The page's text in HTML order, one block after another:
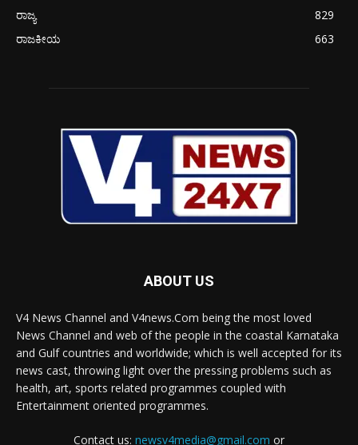
ರಾಜ್ಯ
829
ರಾಜಕೀಯ
663
ABOUT US
V4 News Channel and V4news.Com being the most loved
News Channel and web of the people in the coastal Karnataka
and Gulf countries and worldwide; which is well accepted for its
news cast, throwing light over the pressing problems such as
health, art, sports related programmes coupled with
Entertainment oriented programmes.
Contact us: newsv4media@gmail.com or